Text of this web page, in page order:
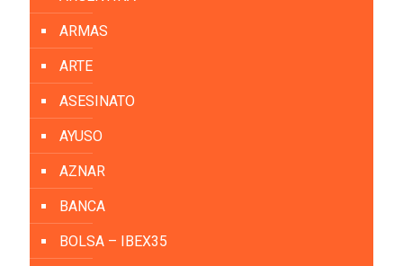
ARMAS
ARTE
ASESINATO
AYUSO
AZNAR
BANCA
BOLSA – IBEX35